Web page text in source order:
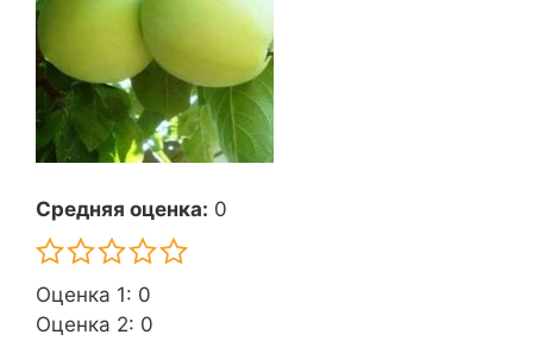
Средняя оценка: 0
Оценка 1: 0
Оценка 2: 0